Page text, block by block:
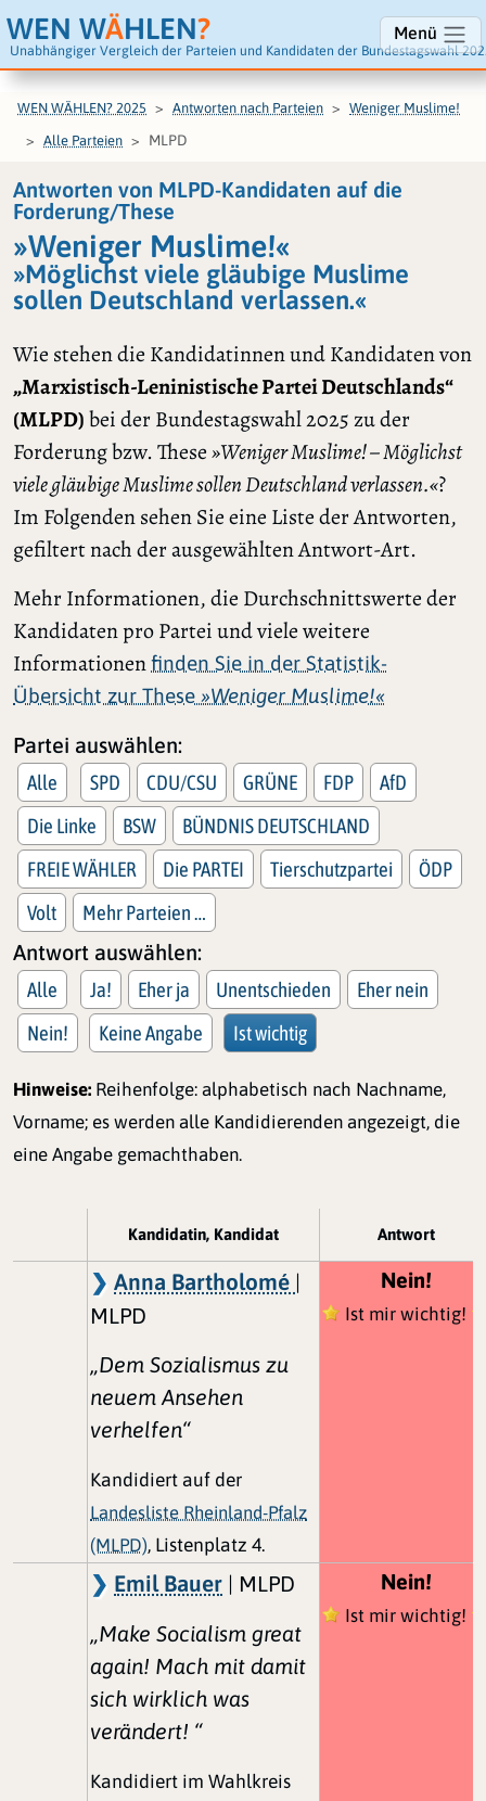
WEN WÄHLEN?
Unabhängiger Vergleich der Parteien und Kandidaten der Bundestagswahl
Menü
WEN WÄHLEN? 2025 Antworten nach Parteien Weniger Muslime!
Alle Parteien MLPD
Antworten von MLPD-Kandidaten auf die
Forderung/These
»Weniger Muslime!«
»Möglichst viele gläubige Muslime
sollen Deutschland verlassen.«
Wie stehen die Kandidatinnen und Kandidaten von
„Marxistisch-Leninistische Partei Deutschlands“
(MLPD)bei der Bundestagswahl 2025 zu der
Forderung bzw. These»Weniger Muslime! – Möglichst
viele gläubige Muslime sollen Deutschland verlassen.«?
Im Folgenden sehen Sie eine Liste der Antworten,
gefiltert nach der ausgewählten Antwort-Art.
Mehr Informationen, die Durchschnittswerte der
Kandidaten pro Partei und viele weitere
Informationenfinden Sie in der Statistik-
Übersicht zur These »Weniger Muslime!«
Partei auswählen:
Alle SPD CDU/CSU GRÜNE FDP
AfD
Die Linke
BSW
BÜNDNIS DEUTSCHLAND
FREIE WÄHLER
Die PARTEI Tierschutzpartei
ÖDP
Volt
Mehr Parteien …
Antwort auswählen:
Alle Ja! Eher ja Unentschieden
Eher nein
Nein!
Keine Angabe Ist wichtig
Hinweise: Reihenfolge: alphabetisch nach Nachname,
Vorname; es werden alle Kandidierenden angezeigt, die
eine Angabe gemachthaben.
Kandidatin, Kandidat Antwort
Anna Bartholomé |
MLPD
„Dem Sozialismus zu
neuem Ansehen
verhelfen“
Kandidiert auf der
Landesliste Rheinland-Pfalz
(MLPD), Listenplatz 4.
Nein!
Ist mir wichtig!
Emil Bauer | MLPD
„Make Socialism great
again! Mach mit damit
sich wirklich was
verändert! “
Kandidiert im Wahlkreis
Nein!
Ist mir wichtig!